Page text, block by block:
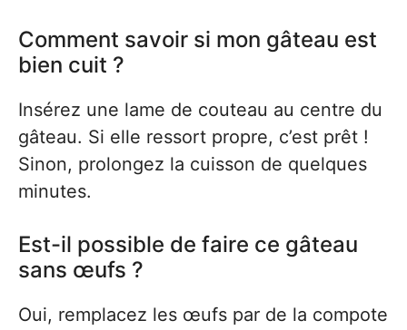
Comment savoir si mon gâteau est
bien cuit ?
Insérez une lame de couteau au centre du
gâteau. Si elle ressort propre, c’est prêt !
Sinon, prolongez la cuisson de quelques
minutes.
Est-il possible de faire ce gâteau
sans œufs ?
Oui, remplacez les œufs par de la compote